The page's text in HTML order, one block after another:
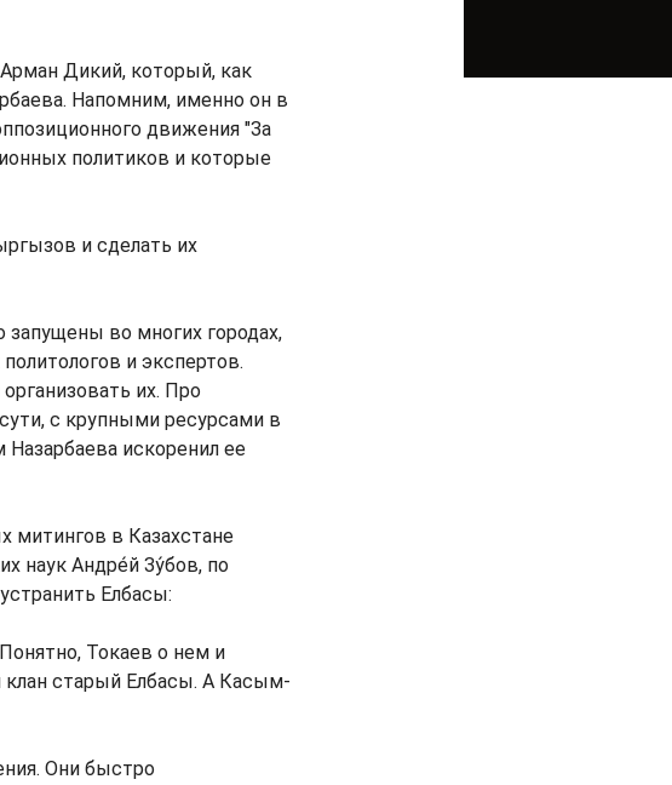
Дикий, который, как
Напомним, именно он в
движения "За
политиков и которые
и сделать их
во многих городах,
и экспертов.
их. Про
с крупными ресурсами в
искоренил ее
митингов в Казахстане
наук Андре́й Зу́бов, по
Елбасы:
Токаев о нем и
клан старый Елбасы. А Касым-
Они быстро